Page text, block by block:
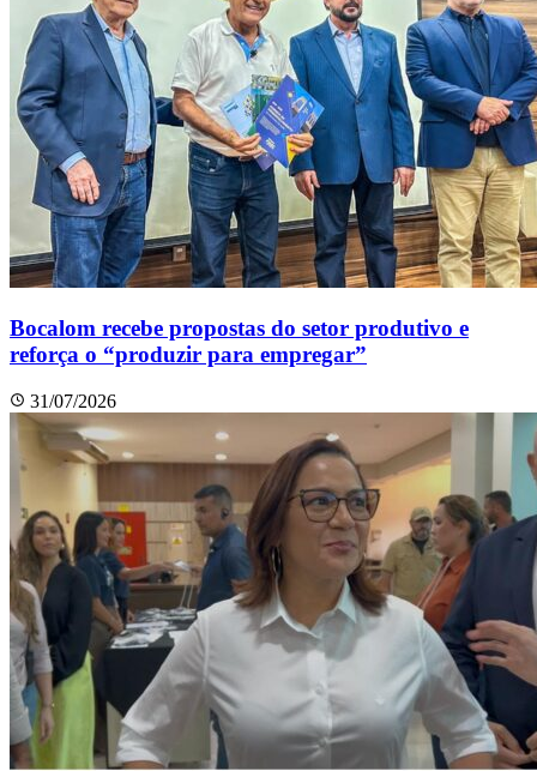
Bocalom recebe propostas do setor produtivo e
reforça o “produzir para empregar”
31/07/2026